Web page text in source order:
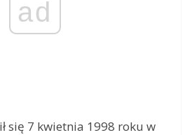
ad
się 7 kwietnia 1998 roku w